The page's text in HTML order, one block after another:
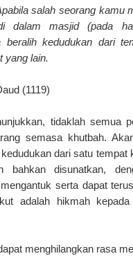
salah seorang kamu
dalam masjid (pada
beralih kedudukan dari
yang lain.
(1119)
tidaklah semua
semasa khutbah.
dari satu tempat
bahkan disunatkan,
serta dapat
adalah hikmah
menghilangkan rasa